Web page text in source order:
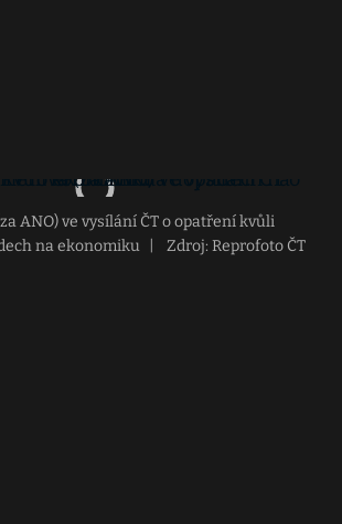
ANO) ve vysílání ČT o opatření kvůli
na ekonomiku
Zdroj: Reprofoto ČT